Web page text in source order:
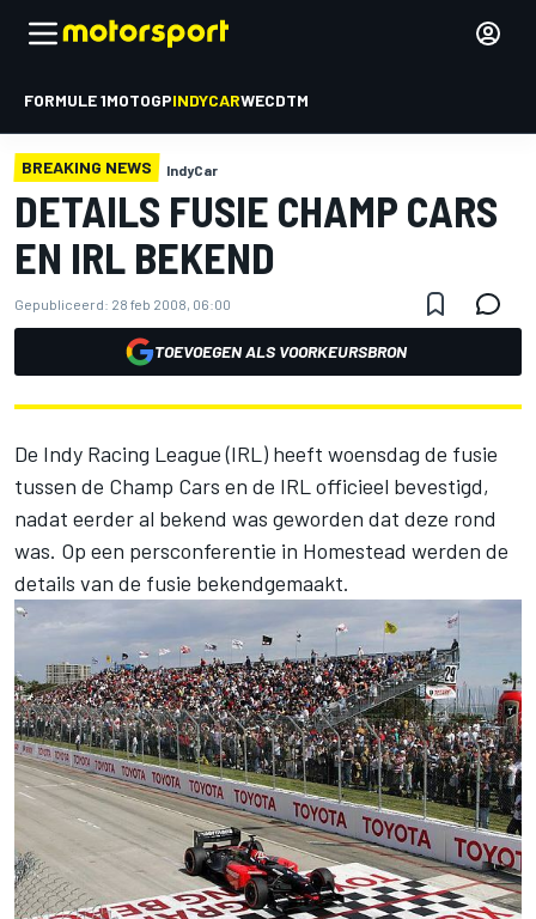
FORMULE 1MOTOGPINDYCARWECDTM
BREAKING NEWS IndyCar
DETAILS FUSIE CHAMP CARS
EN IRL BEKEND
Gepubliceerd: 28 feb 2008, 06:00
TOEVOEGEN ALS VOORKEURSBRON
De Indy Racing League (IRL) heeft woensdag de fusie
tussen de Champ Cars en de IRL officieel bevestigd,
nadat eerder al bekend was geworden dat deze rond
was. Op een persconferentie in Homestead werden de
details van de fusie bekendgemaakt.